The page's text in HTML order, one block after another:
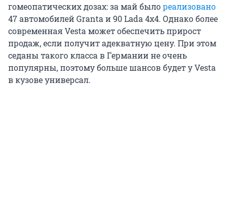
гомеопатических дозах: за май былореализовано
47 автомобилей Granta и 90 Lada 4x4. Однако более
современная Vesta может обеспечить прирост
продаж, если получит адекватную цену. При этом
седаны такого класса в Германии не очень
популярны, поэтому больше шансов будет у Vesta
в кузове универсал.